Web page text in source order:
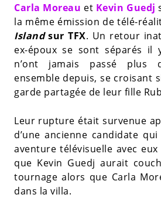
Carla Moreau et Kevin Guedj
la même émission de télé-
Islandsur TFX. Un retour
ex-époux se sont séparés
n’ont jamais passé plus
ensemble depuis, se croisant
garde partagée de leur fille
Leur rupture était survenue
d’une ancienne candidate
aventure télévisuelle avec
que Kevin Guedj aurait
tournage alors que Carla
dans la villa.